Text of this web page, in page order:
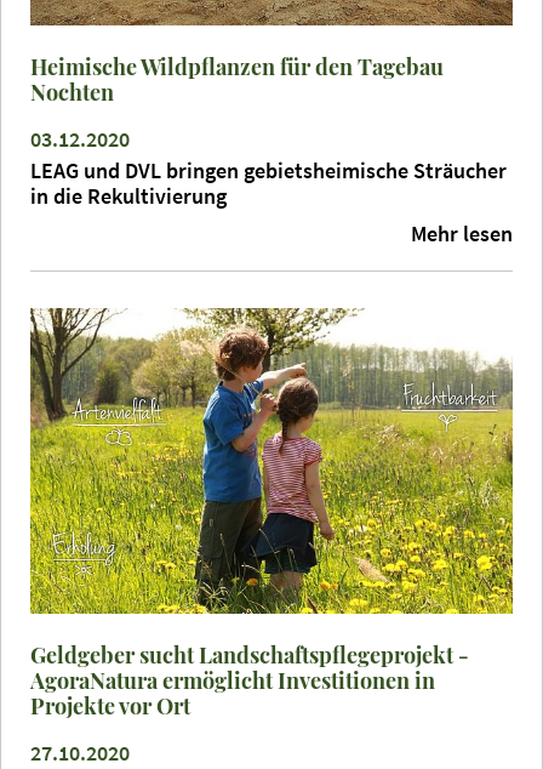
Heimische Wildpflanzen für den Tagebau
Nochten
03.12.2020
LEAG und DVL bringen gebietsheimische Sträucher
in die Rekultivierung
Mehr lesen
Geldgeber sucht Landschaftspflegeprojekt -
AgoraNatura ermöglicht Investitionen in
Projekte vor Ort
27.10.2020